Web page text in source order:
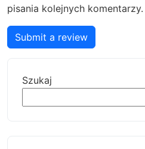
pisania kolejnych komentarzy.
Submit a review
Szukaj